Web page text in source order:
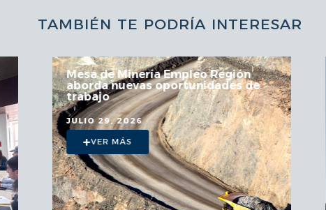
TAMBIÉN TE PODRÍA INTERESAR
Mesa de Minería Empleo Región
aborda nuevas oportunidades de
trabajo
JULIO 29, 2026
VER MÁS